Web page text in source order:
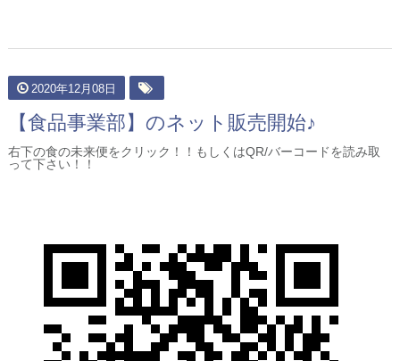
2020年12月08日
【食品事業部】のネット販売開始♪
右下の食の未来便をクリック！！もしくはQR/バーコードを読み取
って下さい！！